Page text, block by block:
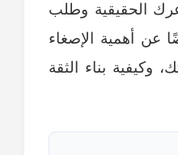
الحقيقية وطلب
عن أهمية الإصغاء
وكيفية بناء الثقة